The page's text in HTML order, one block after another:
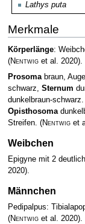
Lathys puta
Merkmale
Körperlänge:
(Nentwiget al. 2020).
Prosomabraun,
schwarz, Sternum
dunkelbraun-schwarz.
Opisthosoma
Streifen. (Nentwiget
Weibchen
Epigyne mit 2
2020).
Männchen
Pedipalpus:
(Nentwiget al. 2020).